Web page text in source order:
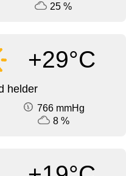
25 %
+29°C
helder
766 mmHg
8 %